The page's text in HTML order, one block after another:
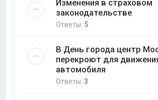
Изменения в страховом
законодательстве
Ответы: 5
В День города центр
перекроют для
автомобиля
Ответы:3